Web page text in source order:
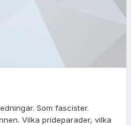
Som fascister.
Vilka prideparader, vilka